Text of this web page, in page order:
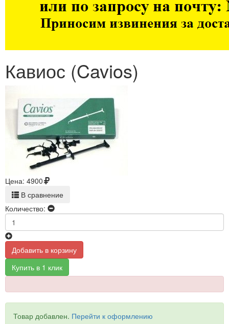
Кавиос (Cavios)
Цена: 4900
В сравнение
Количество:
Добавить в корзину
Купить в 1 клик
Товар добавлен. Перейти к оформлению